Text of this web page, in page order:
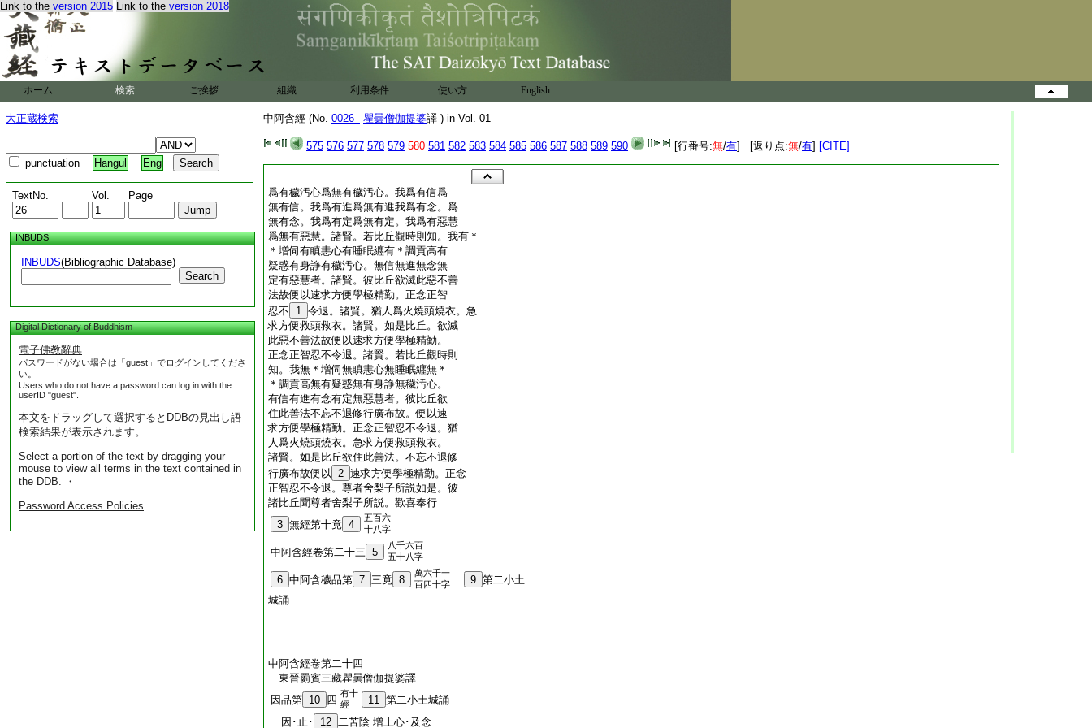
Link to the version 2015 Link to the version 2018
ホーム 検索 ご挨拶 組織 利用条件 使い方 English
大正蔵検索
punctuation Hangul Eng
TextNo. Vol. Page
INBUDS
INBUDS(Bibliographic Database)
Search
Digital Dictionary of Buddhism
電子佛教辭典
パスワードがない場合は「guest」でログインしてくださ
い。
Users who do not have a password can log in with the
userID "guest".
本文をドラッグして選択するとDDBの見出し語
検索結果が表示されます。
Select a portion of the text by dragging your
mouse to view all terms in the text contained in
the DDB. ・
Password Access Policies
中阿含經 (No. 0026_ 瞿曇僧伽提婆譯 ) in Vol. 01
575 576 577 578 579 580 581 582 583 584 585 586 587 588 589 590 [行番号:無/有] [返り点:無/有] [CITE]
爲有穢汚心爲無有穢汚心。我爲有信爲
無有信。我爲有進爲無有進我爲有念。爲
無有念。我爲有定爲無有定。我爲有惡慧
爲無有惡慧。諸賢。若比丘觀時則知。我有＊
＊増伺有瞋恚心有睡眠纒有＊調貢高有
疑惑有身諍有穢汚心。無信無進無念無
定有惡慧者。諸賢。彼比丘欲滅此惡不善
法故便以速求方便學極精勤。正念正智
忍不
1 令退。諸賢。猶人爲火燒頭燒衣。急
求方便救頭救衣。諸賢。如是比丘。欲滅
此惡不善法故便以速求方便學極精勤。
正念正智忍不令退。諸賢。若比丘觀時則
知。我無＊増伺無瞋恚心無睡眠纒無＊
＊調貢高無有疑惑無有身諍無穢汚心。
有信有進有念有定無惡慧者。彼比丘欲
住此善法不忘不退修行廣布故。便以速
求方便學極精勤。正念正智忍不令退。猶
人爲火燒頭燒衣。急求方便救頭救衣。
諸賢。如是比丘欲住此善法。不忘不退修
行廣布故便以 2 速求方便學極精勤。正念
正智忍不令退。尊者舍梨子所説如是。彼
諸比丘聞尊者舍梨子所説。歡喜奉行
3 無經第十竟 4
五百六
十八字
中阿含經卷第二十三 5
八千六百
五十八字
6 中阿含穢品第 7 三竟 8
萬六千一
百四十字
9 第二小土
城誦
中阿含經卷第二十四
東晉罽賓三藏瞿曇僧伽提婆譯
因品第 10 四
有十
經
11 第二小土城誦
因･止･
12 二苦陰 増上心･及念